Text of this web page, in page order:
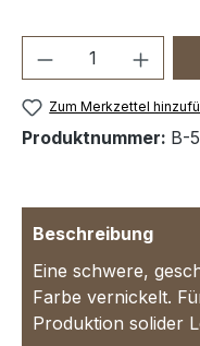
Produkt
Zum Merkzettel
Produktnummer: B-
Beschreibung
Eine schwere,
Farbe vernickelt.
Produktion solider